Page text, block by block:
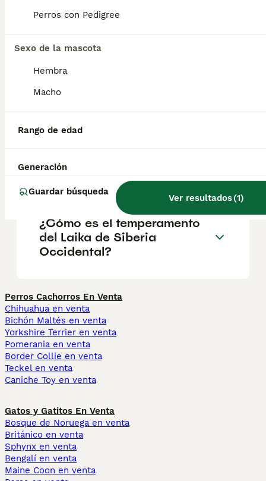
Perros con Pedigree
Sexo de la mascota
Hembra
Macho
Rango de edad
Generación
Guardar búsqueda
Ver resultados(1)
salud y el bienestar de los animales.
Informarse bien y comparar opciones antes
decisión.
¿Son los laikas de Siberia
¿Qué raza de perro era
¿Cómo es el temperamento
del Laika de Siberia
Occidental?
Perros Cachorros En Venta
Chihuahua en venta
Bichón Maltés en venta
Yorkshire Terrier en venta
Pomerania en venta
Border Collie en venta
Teckel en venta
Caniche Toy en venta
Gatos y Gatitos En Venta
Bosque de Noruega en venta
Británico en venta
Sphynx en venta
Bengalí en venta
Maine Coon en venta